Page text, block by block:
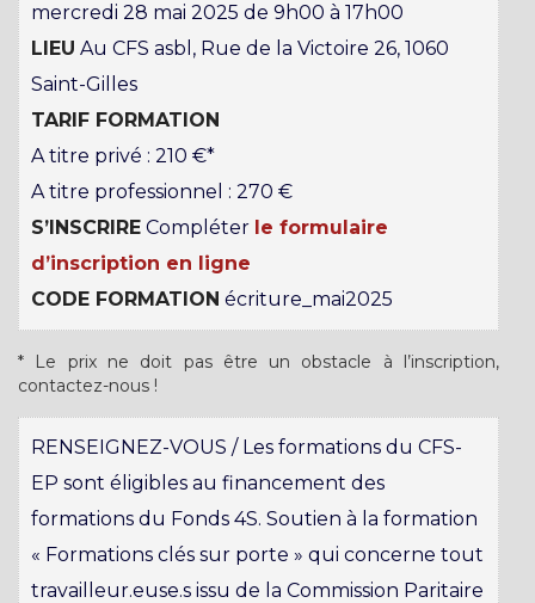
mercredi 28 mai 2025 de 9h00 à 17h00
LIEU Au CFS asbl, Rue de la Victoire 26, 1060
Saint-Gilles
TARIF FORMATION
A titre privé : 210 €*
A titre professionnel : 270 €
S’INSCRIRE Compléter le formulaire
d’inscription en ligne
CODE FORMATION écriture_mai2025
* Le prix ne doit pas être un obstacle à l’inscription,
contactez-nous !
RENSEIGNEZ-VOUS / Les formations du CFS-
EP sont éligibles au financement des
formations du Fonds 4S. Soutien à la formation
« Formations clés sur porte » qui concerne tout
travailleur.euse.s issu de la Commission Paritaire